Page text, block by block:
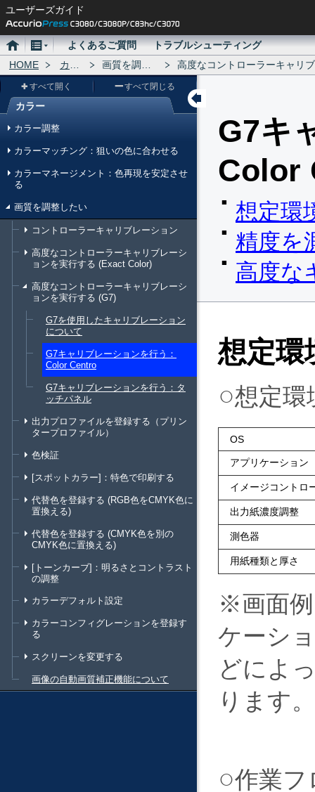
ユーザーズガイド
ホ
ー
メ
ニ
ュ
ー
よくあるご質問
トラブルシューティング
HOME
カラー 画質を調整したい 高度なコントローラーキャリブレーションを実
メ
ー
カラー
すべて開く すべて閉じる
カラー調整
カラーマッチング：狙いの色に合わせる
カラーマネージメント：色再現を安定させ
る
画質を調整したい
コントローラーキャリブレーション
高度なコントローラーキャリブレーシ
ョンを実行する (Exact Color)
高度なコントローラーキャリブレーシ
ョンを実行する (G7)
G7を使用したキャリブレーション
について
G7キャリブレーションを行う：
Color Centro
G7キャリブレーションを行う：タ
ッチパネル
出力プロファイルを登録する（プリン
タープロファイル）
色検証
[スポットカラー]：特色で印刷する
代替色を登録する (RGB色をCMYK色に
置換える)
代替色を登録する (CMYK色を別の
CMYK色に置換える)
[トーンカーブ]：明るさとコントラスト
の調整
カラーデフォルト設定
カラーコンフィグレーションを登録す
る
スクリーンを変更する
画像の自動画質補正機能について
G7キ
Color
想定環
精度を
高度な
想定環
想定環
OS
アプリケーション
イメージコントロ
出力紙濃度調整
測色器
用紙種類と厚さ
※画面
ケーシ
どによ
ります。
作業フ